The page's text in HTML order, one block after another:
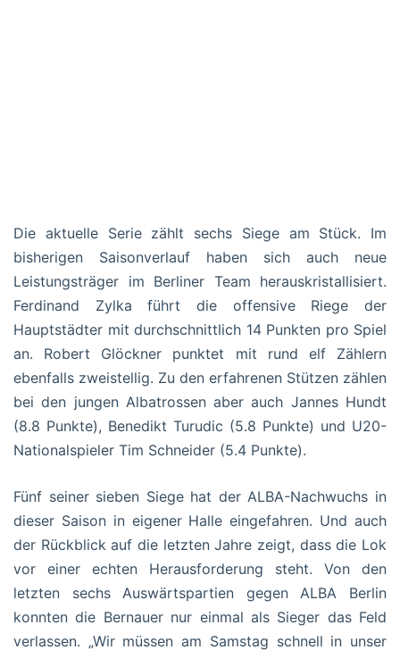
Die aktuelle Serie zählt sechs Siege am Stück. Im
bisherigen Saisonverlauf haben sich auch neue
Leistungsträger im Berliner Team herauskristallisiert.
Ferdinand Zylka führt die offensive Riege der
Hauptstädter mit durchschnittlich 14 Punkten pro Spiel
an. Robert Glöckner punktet mit rund elf Zählern
ebenfalls zweistellig. Zu den erfahrenen Stützen zählen
bei den jungen Albatrossen aber auch Jannes Hundt
(8.8 Punkte), Benedikt Turudic (5.8 Punkte) und U20-
Nationalspieler Tim Schneider (5.4 Punkte).
Fünf seiner sieben Siege hat der ALBA-Nachwuchs in
dieser Saison in eigener Halle eingefahren. Und auch
der Rückblick auf die letzten Jahre zeigt, dass die Lok
vor einer echten Herausforderung steht. Von den
letzten sechs Auswärtspartien gegen ALBA Berlin
konnten die Bernauer nur einmal als Sieger das Feld
verlassen. „Wir müssen am Samstag schnell in unser